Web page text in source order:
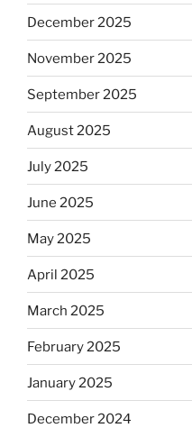
December 2025
November 2025
September 2025
August 2025
July 2025
June 2025
May 2025
April 2025
March 2025
February 2025
January 2025
December 2024